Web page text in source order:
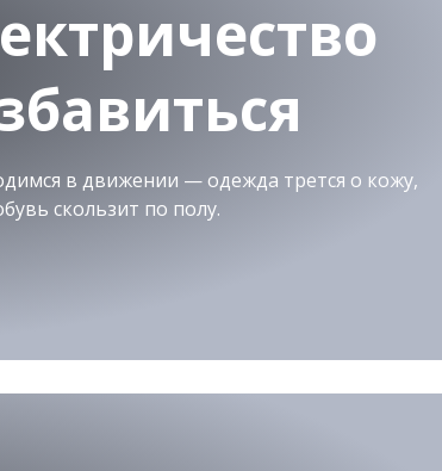
в движении — одежда трется о кожу,
скользит по полу.